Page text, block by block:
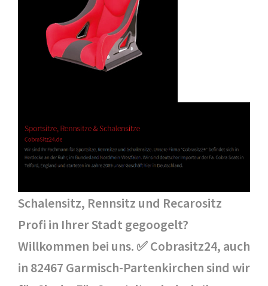
Schalensitz, Rennsitz und Recarositz
Profi in Ihrer Stadt gegoogelt?
Willkommen bei uns. ✅ Cobrasitz24, auch
in 82467 Garmisch-Partenkirchen sind wir